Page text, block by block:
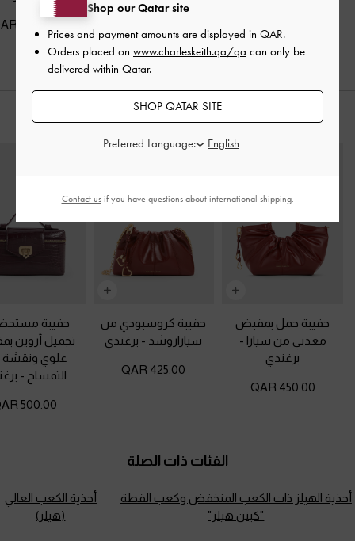
ارتديه مع
حقيبة حمل بمقبض
معدني من سيارا -
برغندي
450.00 QAR
حقيبة كروسبودي من
سياراروشد - برغندي
425.00 QAR
حقيبة
تجميل أروين
علوي ونقشة
التمساح -
500.00 QAR
الفئات ذات الصلة
أحذية الهيلز ذات الكعب المنخفض وكعب القطة
"كيتن هيلز"
أحذية الكعب العالي
(هيلز)
Shop our Qatar site
Prices and payment amounts are displayed in QAR.
Orders placed on www.charleskeith.qa/qa can only be
delivered within Qatar.
SHOP QATAR SITE
Preferred Language:
Contact usif you have questions about international shipping.